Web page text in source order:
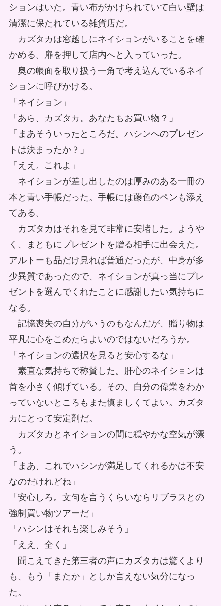
ションはいた。青い布がかけられていて白い壁は
清潔に保たれている雑貨店だ。
カズタカは窓越しにネイションがいることを確
かめる。扉を押して店内へと入っていった。
奥の帳面を取り扱う一角で考え込んでいるネイ
ションに呼びかける。
「ネイション」
「あら、カズタカ。あなたもお買い物？」
「まあそういったところだ。ハシンへのプレゼン
トは決まったか？」
「ええ。これよ」
ネイションが差し出したのは厚みのある一冊の
本と青い手帳だった。手帳には藤色のペンも添え
てある。
カズタカはそれを見て非常に安堵した。ようや
く、まともにプレゼントを贈る相手に出会えた。
アルトーも品だけ見れば普通だったが、中身が多
少異質であったので、ネイションが真っ当にプレ
ゼントを選んでくれたことに感謝したい気持ちに
なる。
記憶喪失の自分がいうのもなんだが、贈り物は
平凡に心をこめたらよいのではないだろうか。
「ネイションの選択を見ると安心するな」
素直な気持ちで称賛した。肝心のネイションは
首を小さく傾げている。その、自分の偉業をわか
っていないところもまた慎ましくてよい。カズタ
カにとって安定剤だ。
カズタカとネイションの間に穏やかな空気が漂
う。
「まあ、これでハシンが満足してくれるかは不安
なのだけれどね」
「安心しろ。文句を言うくらいならリブラスとの
強制買い物ツアーだ」
「ハシンはそれも楽しみそう」
「ええ、全く」
聞こえてきた第三者の声にカズタカは驚くより
も、もう「またか」としか言えない気分になっ
た。